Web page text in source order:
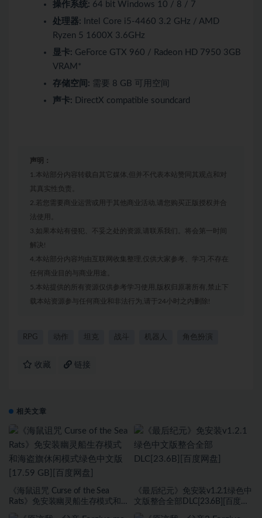
操作系统: 64 bit Windows 10 / 8 / 7
处理器: Intel Core i5-4460 3.2 GHz / AMD
Ryzen 5 1600X 3.6GHz
显卡: GeForce GTX 960 / Radeon HD 7950 3GB
VRAM*
存储空间: 需要 8 GB 可用空间
声卡: DirectX compatible soundcard
声明：
1.本站部分内容转载自其它媒体,但并不代表本站赞同其观点和对
其真实性负责。
2.若您需要商业运营或用于其他商业活动,请您购买正版授权并合
法使用。
3.如果本站有侵犯、不妥之处的资源,请联系我们。将会第一时间
解决!
4.本站部分内容均由互联网收集整理,仅供大家参考、学习,不存在
任何商业目的与商业用途。
5.本站提供的所有资源仅供参考学习使用,版权归原著所有,禁止下
载本站资源参与任何商业和非法行为,请于24小时之内删除!
RPG 动作 坦克 战斗 机器人 角色扮演
收藏 链接
相关文章
《海鼠诅咒 Curse of the Sea
Rats》免安装幽灵船生存模式和
《最后纪元》免安装v1.2.1绿色中
文版整合全部DLC[23.6B][百度网